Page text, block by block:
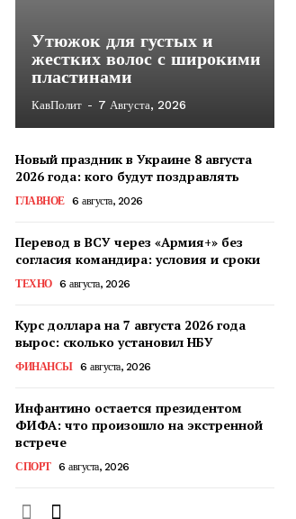
Утюжок для густых и
жестких волос с широкими
пластинами
КавПолит - 7 Августа, 2026
Новый праздник в Украине 8 августа
2026 года: кого будут поздравлять
ГЛАВНОЕ 6 августа, 2026
Перевод в ВСУ через «Армия+» без
согласия командира: условия и сроки
ТЕХНО 6 августа, 2026
Курс доллара на 7 августа 2026 года
вырос: сколько установил НБУ
ФИНАНСЫ 6 августа, 2026
Инфантино остается президентом
ФИФА: что произошло на экстренной
встрече
СПОРТ 6 августа, 2026